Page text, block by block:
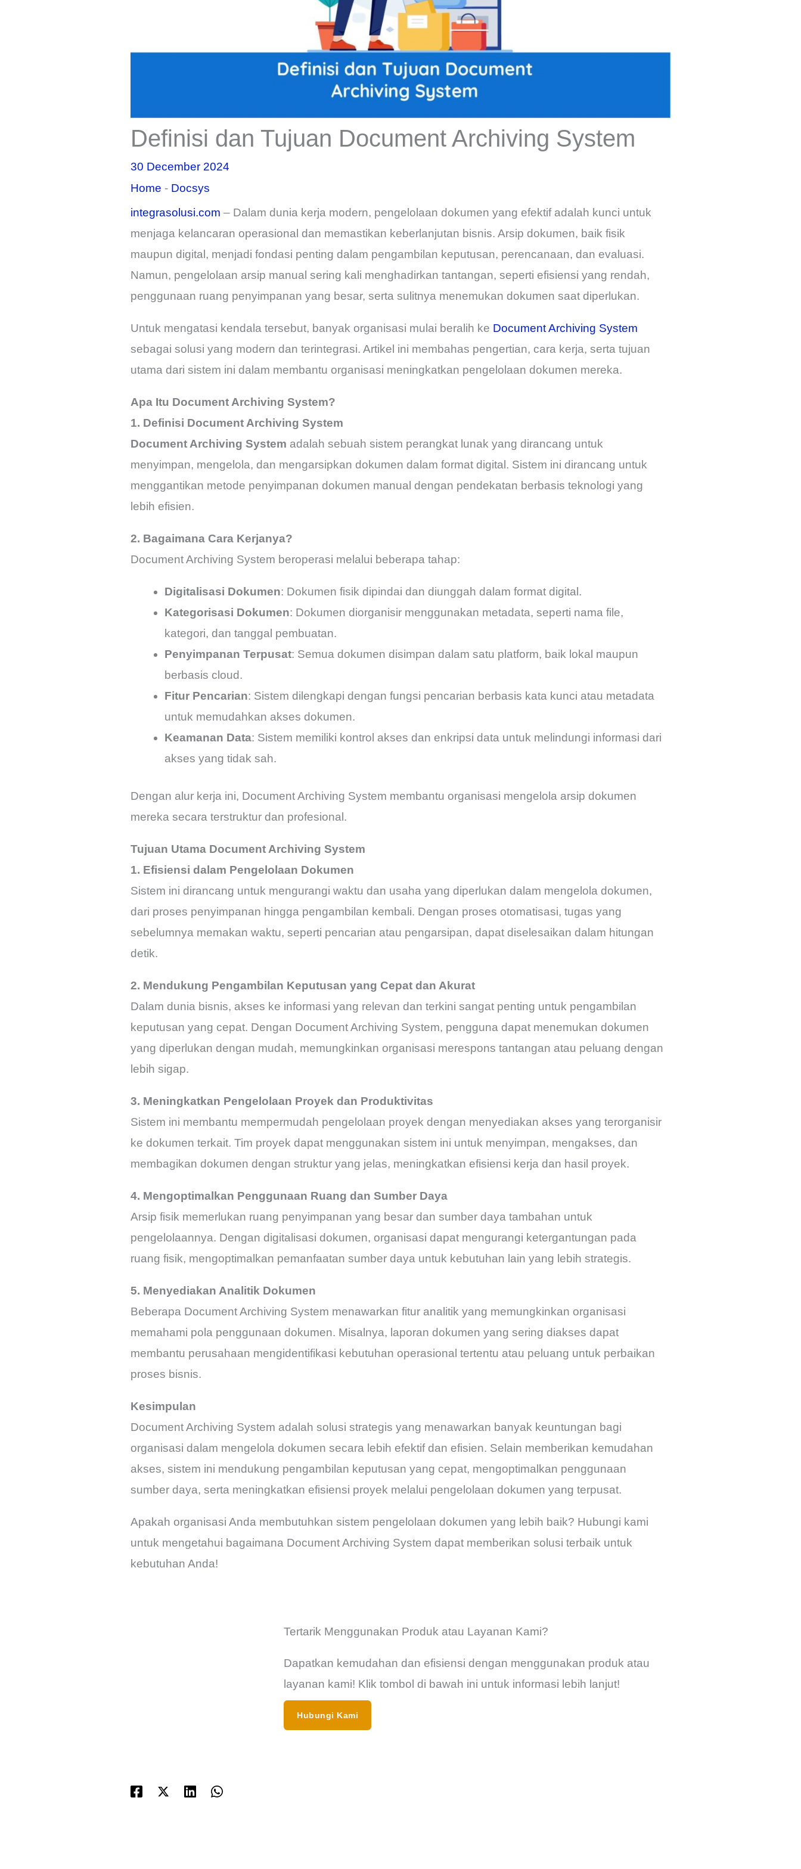
Definisi dan Tujuan Document Archiving System
30 December 2024
Home - Docsys
integrasolusi.com – Dalam dunia kerja modern, pengelolaan dokumen yang efektif adalah kunci untuk
menjaga kelancaran operasional dan memastikan keberlanjutan bisnis. Arsip dokumen, baik fisik
maupun digital, menjadi fondasi penting dalam pengambilan keputusan, perencanaan, dan evaluasi.
Namun, pengelolaan arsip manual sering kali menghadirkan tantangan, seperti efisiensi yang rendah,
penggunaan ruang penyimpanan yang besar, serta sulitnya menemukan dokumen saat diperlukan.
Untuk mengatasi kendala tersebut, banyak organisasi mulai beralih ke Document Archiving System
sebagai solusi yang modern dan terintegrasi. Artikel ini membahas pengertian, cara kerja, serta tujuan
utama dari sistem ini dalam membantu organisasi meningkatkan pengelolaan dokumen mereka.
Apa Itu Document Archiving System?
1. Definisi Document Archiving System
Document Archiving System adalah sebuah sistem perangkat lunak yang dirancang untuk
menyimpan, mengelola, dan mengarsipkan dokumen dalam format digital. Sistem ini dirancang untuk
menggantikan metode penyimpanan dokumen manual dengan pendekatan berbasis teknologi yang
lebih efisien.
2. Bagaimana Cara Kerjanya?
Document Archiving System beroperasi melalui beberapa tahap:
Digitalisasi Dokumen: Dokumen fisik dipindai dan diunggah dalam format digital.
Kategorisasi Dokumen: Dokumen diorganisir menggunakan metadata, seperti nama file,
kategori, dan tanggal pembuatan.
Penyimpanan Terpusat: Semua dokumen disimpan dalam satu platform, baik lokal maupun
berbasis cloud.
Fitur Pencarian: Sistem dilengkapi dengan fungsi pencarian berbasis kata kunci atau metadata
untuk memudahkan akses dokumen.
Keamanan Data: Sistem memiliki kontrol akses dan enkripsi data untuk melindungi informasi dari
akses yang tidak sah.
Dengan alur kerja ini, Document Archiving System membantu organisasi mengelola arsip dokumen
mereka secara terstruktur dan profesional.
Tujuan Utama Document Archiving System
1. Efisiensi dalam Pengelolaan Dokumen
Sistem ini dirancang untuk mengurangi waktu dan usaha yang diperlukan dalam mengelola dokumen,
dari proses penyimpanan hingga pengambilan kembali. Dengan proses otomatisasi, tugas yang
sebelumnya memakan waktu, seperti pencarian atau pengarsipan, dapat diselesaikan dalam hitungan
detik.
2. Mendukung Pengambilan Keputusan yang Cepat dan Akurat
Dalam dunia bisnis, akses ke informasi yang relevan dan terkini sangat penting untuk pengambilan
keputusan yang cepat. Dengan Document Archiving System, pengguna dapat menemukan dokumen
yang diperlukan dengan mudah, memungkinkan organisasi merespons tantangan atau peluang dengan
lebih sigap.
3. Meningkatkan Pengelolaan Proyek dan Produktivitas
Sistem ini membantu mempermudah pengelolaan proyek dengan menyediakan akses yang terorganisir
ke dokumen terkait. Tim proyek dapat menggunakan sistem ini untuk menyimpan, mengakses, dan
membagikan dokumen dengan struktur yang jelas, meningkatkan efisiensi kerja dan hasil proyek.
4. Mengoptimalkan Penggunaan Ruang dan Sumber Daya
Arsip fisik memerlukan ruang penyimpanan yang besar dan sumber daya tambahan untuk
pengelolaannya. Dengan digitalisasi dokumen, organisasi dapat mengurangi ketergantungan pada
ruang fisik, mengoptimalkan pemanfaatan sumber daya untuk kebutuhan lain yang lebih strategis.
5. Menyediakan Analitik Dokumen
Beberapa Document Archiving System menawarkan fitur analitik yang memungkinkan organisasi
memahami pola penggunaan dokumen. Misalnya, laporan dokumen yang sering diakses dapat
membantu perusahaan mengidentifikasi kebutuhan operasional tertentu atau peluang untuk perbaikan
proses bisnis.
Kesimpulan
Document Archiving System adalah solusi strategis yang menawarkan banyak keuntungan bagi
organisasi dalam mengelola dokumen secara lebih efektif dan efisien. Selain memberikan kemudahan
akses, sistem ini mendukung pengambilan keputusan yang cepat, mengoptimalkan penggunaan
sumber daya, serta meningkatkan efisiensi proyek melalui pengelolaan dokumen yang terpusat.
Apakah organisasi Anda membutuhkan sistem pengelolaan dokumen yang lebih baik? Hubungi kami
untuk mengetahui bagaimana Document Archiving System dapat memberikan solusi terbaik untuk
kebutuhan Anda!
Tertarik Menggunakan Produk atau Layanan Kami?
Dapatkan kemudahan dan efisiensi dengan menggunakan produk atau
layanan kami! Klik tombol di bawah ini untuk informasi lebih lanjut!
Hubungi Kami